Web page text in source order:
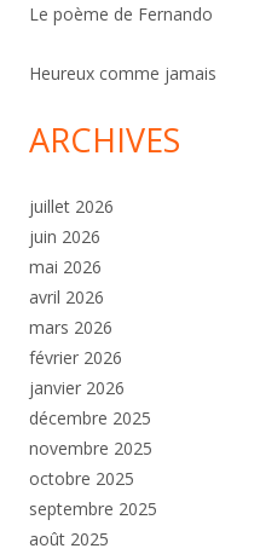
Le poème de Fernando
Heureux comme jamais
ARCHIVES
juillet 2026
juin 2026
mai 2026
avril 2026
mars 2026
février 2026
janvier 2026
décembre 2025
novembre 2025
octobre 2025
septembre 2025
août 2025